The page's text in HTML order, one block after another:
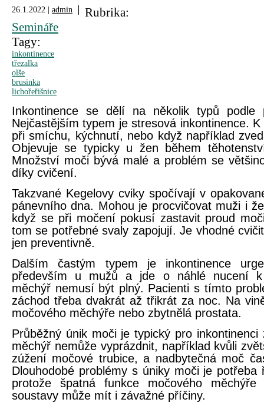
26.1.2022 | admin
Rubrika:
Semináře
Tagy:
inkontinence
třezalka
olše
brusinka
lichořeřišnice
Inkontinence se dělí na několik typů podle
Nejčastějším typem je stresová inkontinence.
při smíchu, kýchnutí, nebo když například
Objevuje se typicky u žen během
Množství moči bývá malé a problém se
díky cvičení.
Takzvané Kegelovy cviky spočívají v
pánevního dna. Mohou je procvičovat muži i
když se při močení pokusí zastavit proud
tom se potřebné svaly zapojují. Je vhodné
jen preventivně.
Dalším častým typem je inkontinence
především u mužů a jde o náhlé nucení k
měchýř nemusí být plný. Pacienti s tímto
záchod třeba dvakrát až třikrát za noc. Na
močového měchýře nebo zbytnělá prostata.
Průběžný únik moči je typický pro
měchýř nemůže vyprázdnit, například kvůli
zúžení močové trubice, a nadbytečná moč
Dlouhodobé problémy s úniky moči je potřeba
protože špatná funkce močového
soustavy může mít i závažné příčiny.